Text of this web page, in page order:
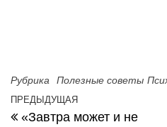
Рубрика Полезные советы
Навигация по
Предыдущая запись
ПРЕДЫДУЩАЯ
«Завтра может и не